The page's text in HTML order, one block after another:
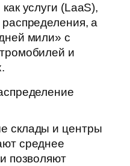
услуги (LaaS),
а
мили» с
и
склады и центры
среднее
позволяют